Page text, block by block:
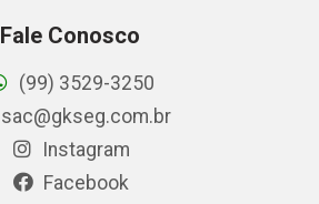
Fale Conosco
(99) 3529-3250
sac@gkseg.com.br
Instagram
Facebook